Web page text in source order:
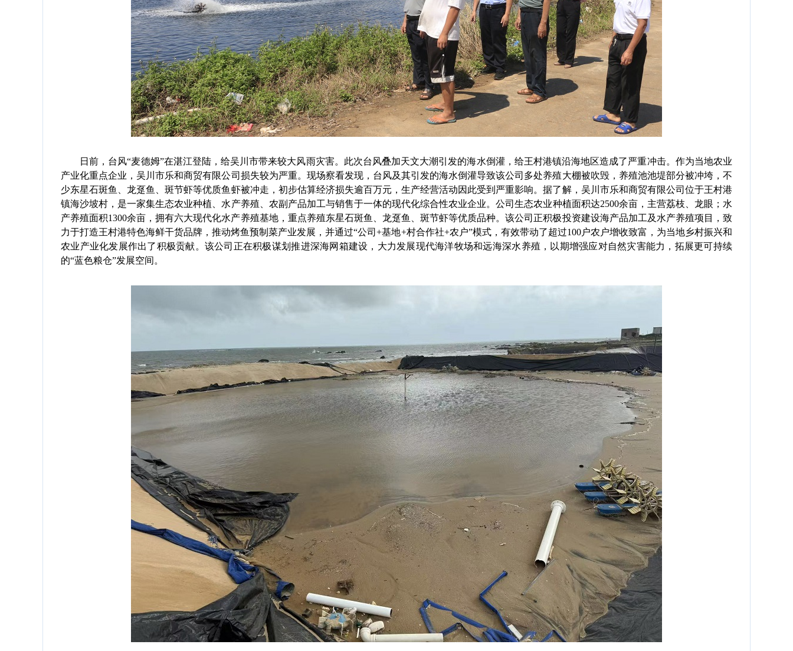
日前，台风“麦德姆”在湛江登陆，给吴川市带来较大风雨灾害。此次台风叠加天文大潮引发的海水倒灌，给王村港镇沿海地区造成了严重冲击。作为当地农业
产业化重点企业，吴川市乐和商贸有限公司损失较为严重。现场察看发现，台风及其引发的海水倒灌导致该公司多处养殖大棚被吹毁，养殖池池堤部分被冲垮，不
少东星石斑鱼、龙趸鱼、斑节虾等优质鱼虾被冲走，初步估算经济损失逾百万元，生产经营活动因此受到严重影响。据了解，吴川市乐和商贸有限公司位于王村港
镇海沙坡村，是一家集生态农业种植、水产养殖、农副产品加工与销售于一体的现代化综合性农业企业。公司生态农业种植面积达2500余亩，主营荔枝、龙眼；水
产养殖面积1300余亩，拥有六大现代化水产养殖基地，重点养殖东星石斑鱼、龙趸鱼、斑节虾等优质品种。该公司正积极投资建设海产品加工及水产养殖项目，致
力于打造王村港特色海鲜干货品牌，推动烤鱼预制菜产业发展，并通过“公司+基地+村合作社+农户”模式，有效带动了超过100户农户增收致富，为当地乡村振兴和
农业产业化发展作出了积极贡献。该公司正在积极谋划推进深海网箱建设，大力发展现代海洋牧场和远海深水养殖，以期增强应对自然灾害能力，拓展更可持续
的“蓝色粮仓”发展空间。